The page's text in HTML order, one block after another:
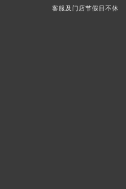
客服及门店节假日不休